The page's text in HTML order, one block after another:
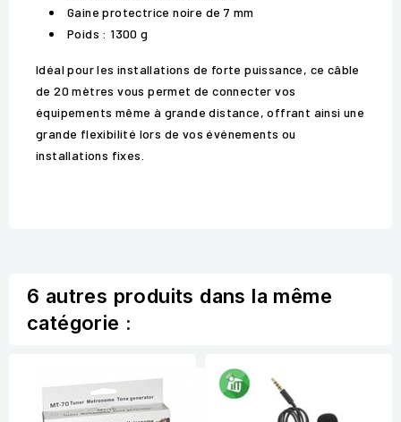
Gaine protectrice noire de 7 mm
Poids : 1300 g
Idéal pour les installations de forte puissance, ce câble
de 20 mètres vous permet de connecter vos
équipements même à grande distance, offrant ainsi une
grande flexibilité lors de vos événements ou
installations fixes.
6 autres produits dans la même
catégorie :